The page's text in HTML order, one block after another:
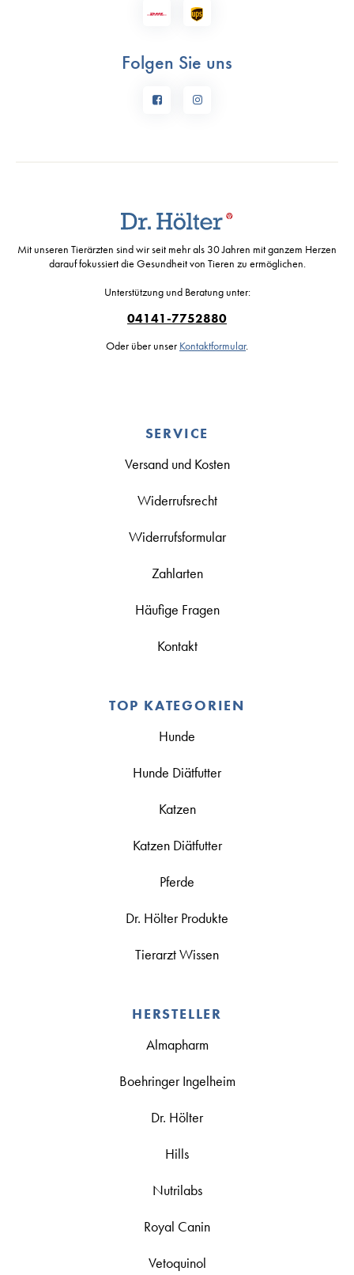
Folgen Sie uns
Mit unseren Tierärzten sind wir seit mehr als 30 Jahren mit ganzem Herzen
darauf fokussiert die Gesundheit von Tieren zu ermöglichen.
Unterstützung und Beratung unter:
04141-7752880
Oder über unser Kontaktformular.
SERVICE
Versand und Kosten
Widerrufsrecht
Widerrufsformular
Zahlarten
Häufige Fragen
Kontakt
TOP KATEGORIEN
Hunde
Hunde Diätfutter
Katzen
Katzen Diätfutter
Pferde
Dr. Hölter Produkte
Tierarzt Wissen
HERSTELLER
Almapharm
Boehringer Ingelheim
Dr. Hölter
Hills
Nutrilabs
Royal Canin
Vetoquinol